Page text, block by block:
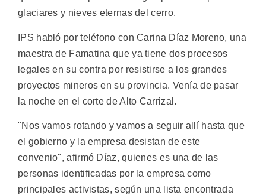
glaciares y nieves eternas del cerro.
IPS habló por teléfono con Carina Díaz Moreno, una
maestra de Famatina que ya tiene dos procesos
legales en su contra por resistirse a los grandes
proyectos mineros en su provincia. Venía de pasar
la noche en el corte de Alto Carrizal.
"Nos vamos rotando y vamos a seguir allí hasta que
el gobierno y la empresa desistan de este
convenio", afirmó Díaz, quienes es una de las
personas identificadas por la empresa como
principales activistas, según una lista encontrada